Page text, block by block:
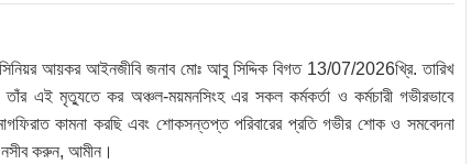
সিনিয়র আয়কর আইনজীবি জনাব মোঃ আবু সিদ্দিক বিগত 13/07/2026খ্রি. তারিখ
এই মৃত্যুতে কর অঞ্চল-ময়মনসিংহ এর সকল কর্মকর্তা ও কর্মচারী গভীরভাবে
কামনা করছি এবং শোকসন্তপ্ত পরিবারের প্রতি গভীর শোক ও সমবেদনা
নসীব করুন, আমীন।